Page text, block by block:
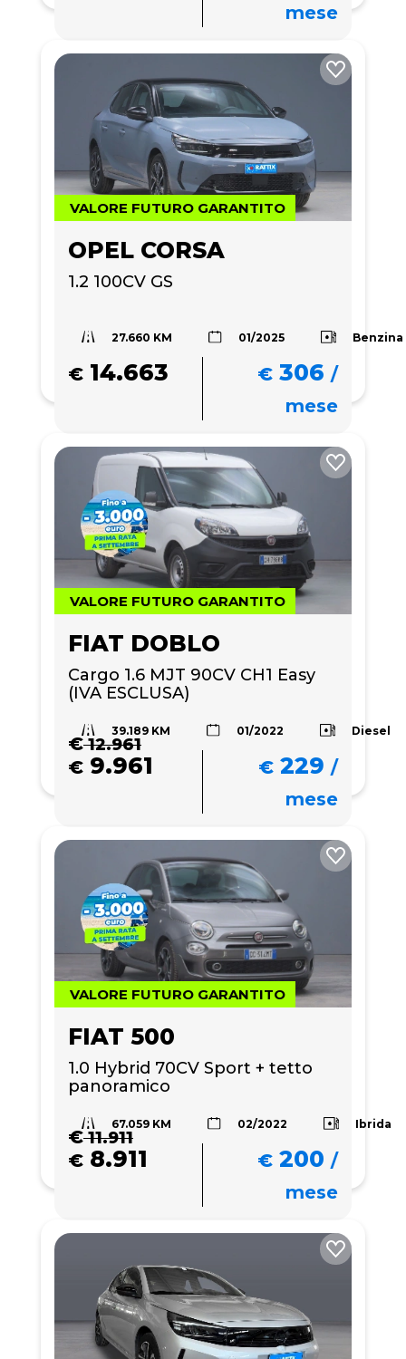
mese
VALORE FUTURO GARANTITO
OPEL CORSA
1.2 100CV GS
27.660 KM 01/2025 Benzina
€ 14.663 € 306 /
mese
VALORE FUTURO GARANTITO
FIAT DOBLO
Cargo 1.6 MJT 90CV CH1 Easy
(IVA ESCLUSA)
39.189 KM 01/2022 Diesel
€12.961
€ 9.961 € 229 /
mese
VALORE FUTURO GARANTITO
FIAT 500
1.0 Hybrid 70CV Sport + tetto
panoramico
67.059 KM 02/2022 Ibrida
€11.911
€ 8.911 € 200 /
mese